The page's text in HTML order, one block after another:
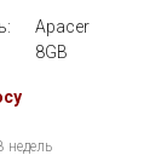
Apacer
8GB
недель